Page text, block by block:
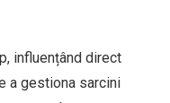
influențând direct
a gestiona sarcini